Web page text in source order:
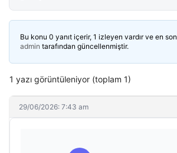
Bu konu 0 yanıt içerir, 1 izleyen vardır ve en son
admin tarafından güncellenmiştir.
1 yazı görüntüleniyor (toplam 1)
29/06/2026: 7:43 am